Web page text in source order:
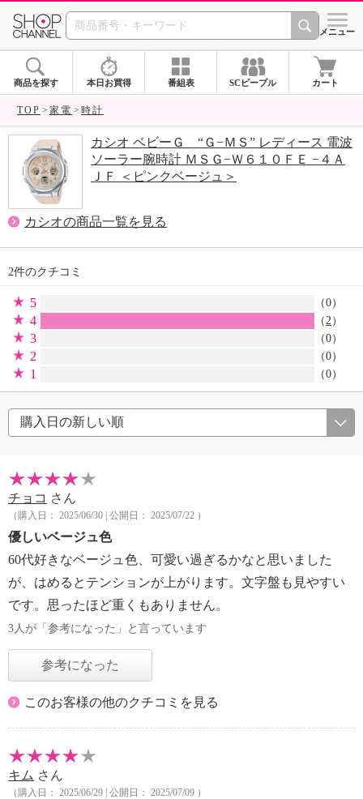
SHOP CHANNEL シメニュー
商品を探す 本日お買得 番組表 SCピープル カート
TOP 家電 時計
カシオ ベビーＧ “Ｇ−ＭＳ” レディース 電波
ソーラー腕時計 ＭＳＧ−Ｗ６１０ＦＥ −４Ａ
ＪＦ ＜ピンクベージュ＞
カシオの商品一覧を見る
2件のクチコミ
5 （0）
4 （2）
3 （0）
2 （0）
1 （0）
チョコ さん
（購入日： 2025/06/30 | 公開日： 2025/07/22 ）
優しいベージュ色
60代好きなベージュ色、可愛い過ぎるかなと思いました
が、はめるとテンションが上がります。文字盤も見やすい
です。思ったほど重くもありません。
3人が「参考になった」と言っています
参考になった
このお客様の他のクチコミを見る
キム さん
（購入日： 2025/06/29 | 公開日： 2025/07/09 ）